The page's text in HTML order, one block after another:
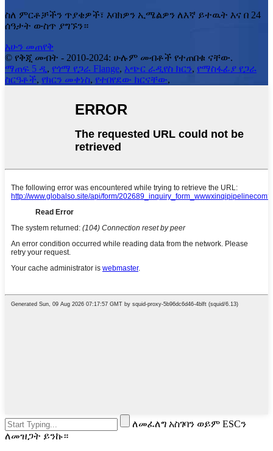
ስለ ምርቶቻችን ጥያቄዎች፣ እባክዎን ኢሜልዎን ለእኛ ይተዉት እና በ 24
ሰዓታት ውስጥ ያግኙን።
አሁን መጠየቅ
© የቅጂ መብት - 2010-2024: ሁሉም መብቶች የተጠበቁ ናቸው.
ማጠፍ 5 ዲ, የጎማ የጋራ Flange, አጭር ራዲየስ ክርን, የማስፋፊያ የጋራ
ስርዓቶች, የክርን መቀነስ, የተበየደው ክርናቸው,
ለመፈለግ አስገባን ወይም ESCን
ለመዝጋት ይንኩ።